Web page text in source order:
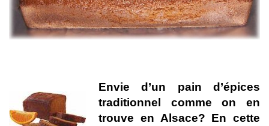
Envie d’un pain d’épices
traditionnel comme on en
trouve en Alsace? En cette